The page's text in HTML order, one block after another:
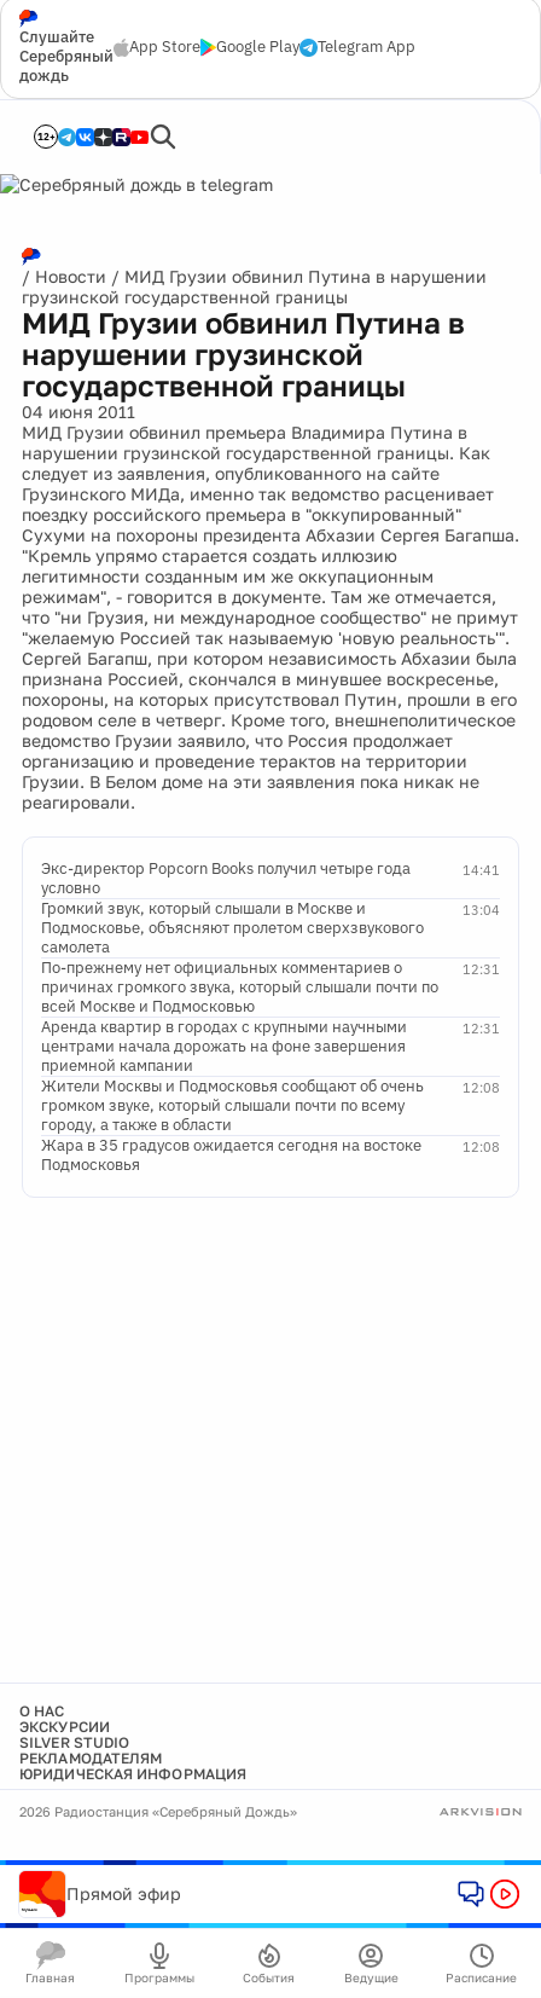
Слушайте
Серебряный
дождь
App Store Google Play Telegram App
12+
/ Новости / МИД Грузии обвинил Путина в нарушении
грузинской государственной границы
МИД Грузии обвинил Путина в
нарушении грузинской
государственной границы
04 июня 2011
МИД Грузии обвинил премьера Владимира Путина в
нарушении грузинской государственной границы. Как
следует из заявления, опубликованного на сайте
Грузинского МИДа, именно так ведомство расценивает
поездку российского премьера в "оккупированный"
Сухуми на похороны президента Абхазии Сергея Багапша.
"Кремль упрямо старается создать иллюзию
легитимности созданным им же оккупационным
режимам", - говорится в документе. Там же отмечается,
что "ни Грузия, ни международное сообщество" не примут
"желаемую Россией так называемую 'новую реальность'".
Сергей Багапш, при котором независимость Абхазии была
признана Россией, скончался в минувшее воскресенье,
похороны, на которых присутствовал Путин, прошли в его
родовом селе в четверг. Кроме того, внешнеполитическое
ведомство Грузии заявило, что Россия продолжает
организацию и проведение терактов на территории
Грузии. В Белом доме на эти заявления пока никак не
реагировали.
14:41
Экс-директор Popcorn Books получил четыре года
условно
13:04
Громкий звук, который слышали в Москве и
Подмосковье, объясняют пролетом сверхзвукового
самолета
12:31
По-прежнему нет официальных комментариев о
причинах громкого звука, который слышали почти по
всей Москве и Подмосковью
12:31
Аренда квартир в городах с крупными научными
центрами начала дорожать на фоне завершения
приемной кампании
12:08
Жители Москвы и Подмосковья сообщают об очень
громком звуке, который слышали почти по всему
городу, а также в области
12:08
Жара в 35 градусов ожидается сегодня на востоке
Подмосковья
О НАС
ЭКСКУРСИИ
SILVER STUDIO
РЕКЛАМОДАТЕЛЯМ
ЮРИДИЧЕСКАЯ ИНФОРМАЦИЯ
2026 Радиостанция «Серебряный Дождь»
Прямой эфир
Главная Программы События Ведущие Расписание